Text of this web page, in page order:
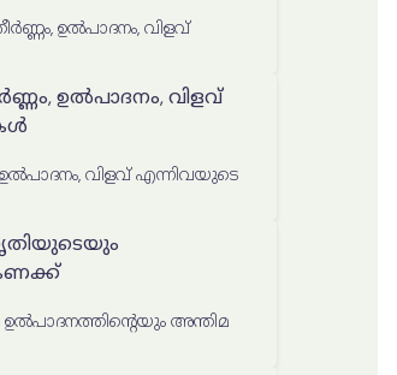
ഉൽപാദനം, വിളവ്
ഉൽപാദനം, വിളവ്
വിളവ് എന്നിവയുടെ